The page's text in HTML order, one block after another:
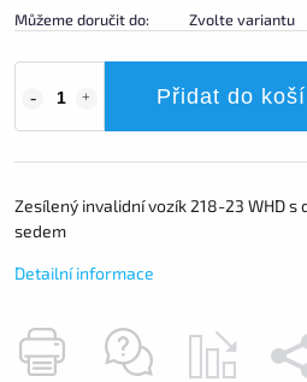
Můžeme doručit do: Zvolte variantu
Přidat do
Zesílený invalidní vozík 218-23 WHD
sedem
Detailní informace